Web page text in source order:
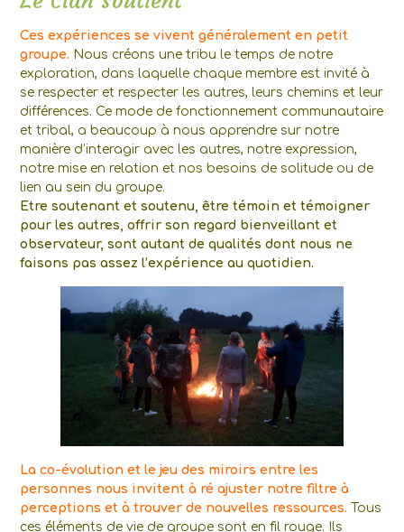
Ces expériences se vivent généralement en petit
groupe. Nous créons une tribu le temps de notre
exploration, dans laquelle chaque membre est invité à
se respecter et respecter les autres, leurs chemins et leur
différences. Ce mode de fonctionnement communautaire
et tribal, a beaucoup à nous apprendre sur notre
manière d’interagir avec les autres, notre expression,
notre mise en relation et nos besoins de solitude ou de
lien au sein du groupe.
Etre soutenant et soutenu, être témoin et témoigner
pour les autres, offrir son regard bienveillant et
observateur, sont autant de qualités dont nous ne
faisons pas assez l’expérience au quotidien.
La co-évolution et le jeu des miroirs entre les
personnes nous invitent à ré ajuster notre filtre à
perceptions et à trouver de nouvelles ressources. Tous
ces éléments de vie de groupe sont en fil rouge. Ils